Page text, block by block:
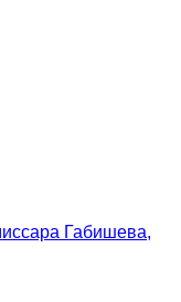
Габишева,